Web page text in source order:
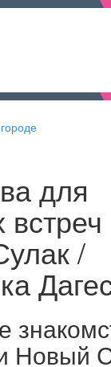
для
/
Новый